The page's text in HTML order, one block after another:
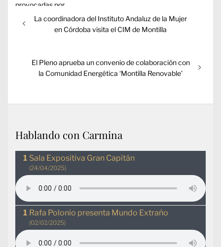
Navegación
de
Entrada
anterior:
La coordinadora del Instituto Andaluz de la Mujer
en Córdoba visita el CIM de Montilla
Entrada
siguiente:
El Pleno aprueba un convenio de colaboración con
la Comunidad Energética ‘Montilla Renovable’
Hablando con Carmina
Sala Expositiva Gran Capitán
(24/04/2025)
Rafa Polonio presenta Mundo Extraño
(02/02/2025)